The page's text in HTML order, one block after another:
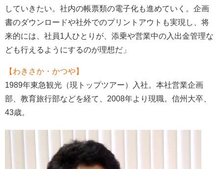
していきたい。社内の帳票類の電子化も進めていく。企画
書のダウンロードや社外でのプリントアウトも実現し、将
来的には、社員1人ひとりが、添乗や営業中の入出金管理な
ども行えるようにするのが理想だ」
【わきさか・かつや】
1989年東急観光（現トップツアー）入社。本社営業企画
部、教育旅行部などを経て、2008年より現職。信州大卒、
43歳。